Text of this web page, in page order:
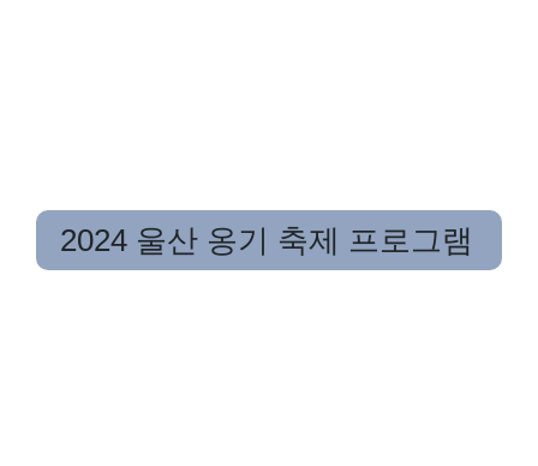
2024 울산 옹기 축제 프로그램